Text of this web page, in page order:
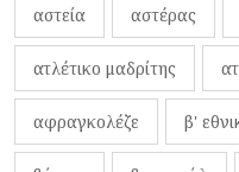
αστεία αστέρας
ατλέτικο μαδρίτης
αφραγκολέζε β'